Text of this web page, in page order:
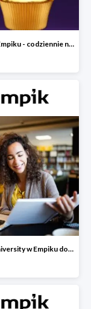
Urodziny Empiku - codziennie nowe okazje nawet do -60%
Back to University w Empiku do -30%